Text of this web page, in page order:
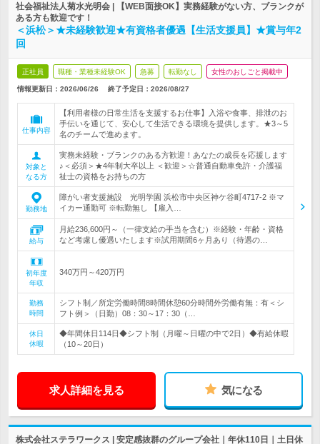
社会福祉法人菊水光明会 | 【WEB面接OK】実務経験がない方、ブランクが
ある方も歓迎です！
＜浜松＞★未経験歓迎★有資格者優遇【生活支援員】★賞与年2
回
正社員 職種・業種未経験OK 急募 転勤なし 女性のおしごと掲載中
情報更新日：2026/06/26 終了予定日： 2026/08/27
仕事内容
【利用者様の日常生活を支援するお仕事】入浴や食事、排泄のお
手伝いを通じて、安心して生活できる環境を提供します。★3～5
名のチームで進めます。
対象と
なる方
実務未経験・ブランクのある方歓迎！あなたの成長を応援します
♪＜必須＞★4年制大卒以上 ＜歓迎＞☆普通自動車免許・介護福
祉士の資格をお持ちの方
勤務地
障がい者支援施設 光明学園 浜松市中央区神ケ谷町4717-2 ※マ
イカー通勤可 ※転勤無し 【雇入…
給与
月給236,600円～（一律支給の手当を含む）※経験・年齢・資格
など考慮し優遇いたします※試用期間6ヶ月あり（待遇の…
初年度
年収
340万円～420万円
勤務
時間
シフト制／所定労働時間8時間休憩60分時間外労働有無：有＜シ
フト例＞（日勤）08：30～17：30（…
休日
休暇
◆年間休日114日◆シフト制（月曜～日曜の中で2日）◆有給休暇
（10～20日）
求人詳細を見る 気になる
株式会社ステラワークス | 安定感抜群のグループ会社｜年休110日｜土日休